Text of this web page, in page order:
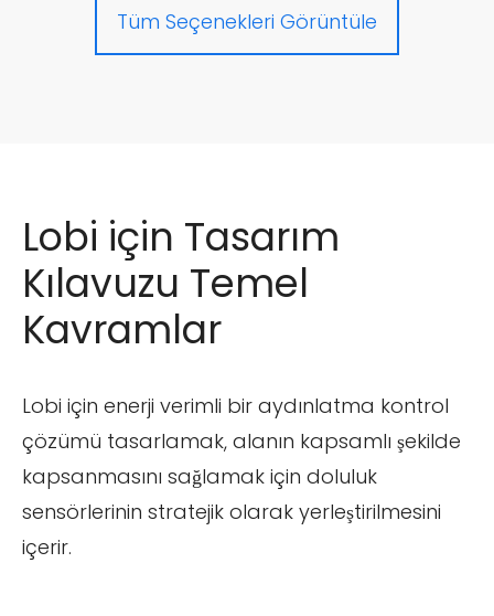
Tüm Seçenekleri Görüntüle
Lobi için Tasarım
Kılavuzu Temel
Kavramlar
Lobi için enerji verimli bir aydınlatma kontrol
çözümü tasarlamak, alanın kapsamlı şekilde
kapsanmasını sağlamak için doluluk
sensörlerinin stratejik olarak yerleştirilmesini
içerir.